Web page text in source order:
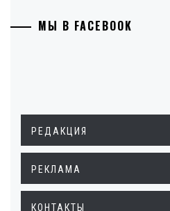
МЫ В FACEBOOK
РЕДАКЦИЯ
РЕКЛАМА
КОНТАКТЫ